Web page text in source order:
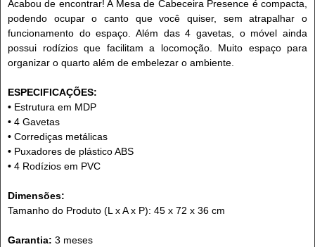
Acabou de encontrar! A Mesa de Cabeceira Presence é compacta,
podendo ocupar o canto que você quiser, sem atrapalhar o
funcionamento do espaço. Além das 4 gavetas, o móvel ainda
possui rodízios que facilitam a locomoção. Muito espaço para
organizar o quarto além de embelezar o ambiente.
ESPECIFICAÇÕES:
• Estrutura em MDP
• 4 Gavetas
• Corrediças metálicas
• Puxadores de plástico ABS
• 4 Rodízios em PVC
Dimensões:
Tamanho do Produto (L x A x P): 45 x 72 x 36 cm
Garantia: 3 meses